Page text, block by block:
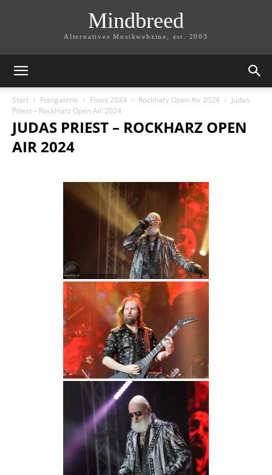
Mindbreed
Alternatives Musikwebzine, est. 2003
Start Fotogalerie Fotos 2024 Rockharz Open Air 2024
Judas
Priest – RockHarz Open Air 2024
JUDAS PRIEST – ROCKHARZ OPEN
AIR 2024